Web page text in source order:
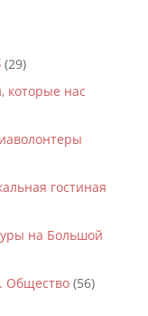
(29)
которые нас
гостиная
на Большой
Общество(56)